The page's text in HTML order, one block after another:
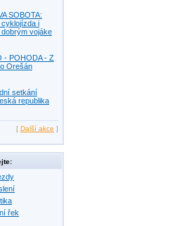
SOBOTA:
i
vojáke
- POHODA - Z
Orešán
setkání
republika
[ Další akce ]
řek